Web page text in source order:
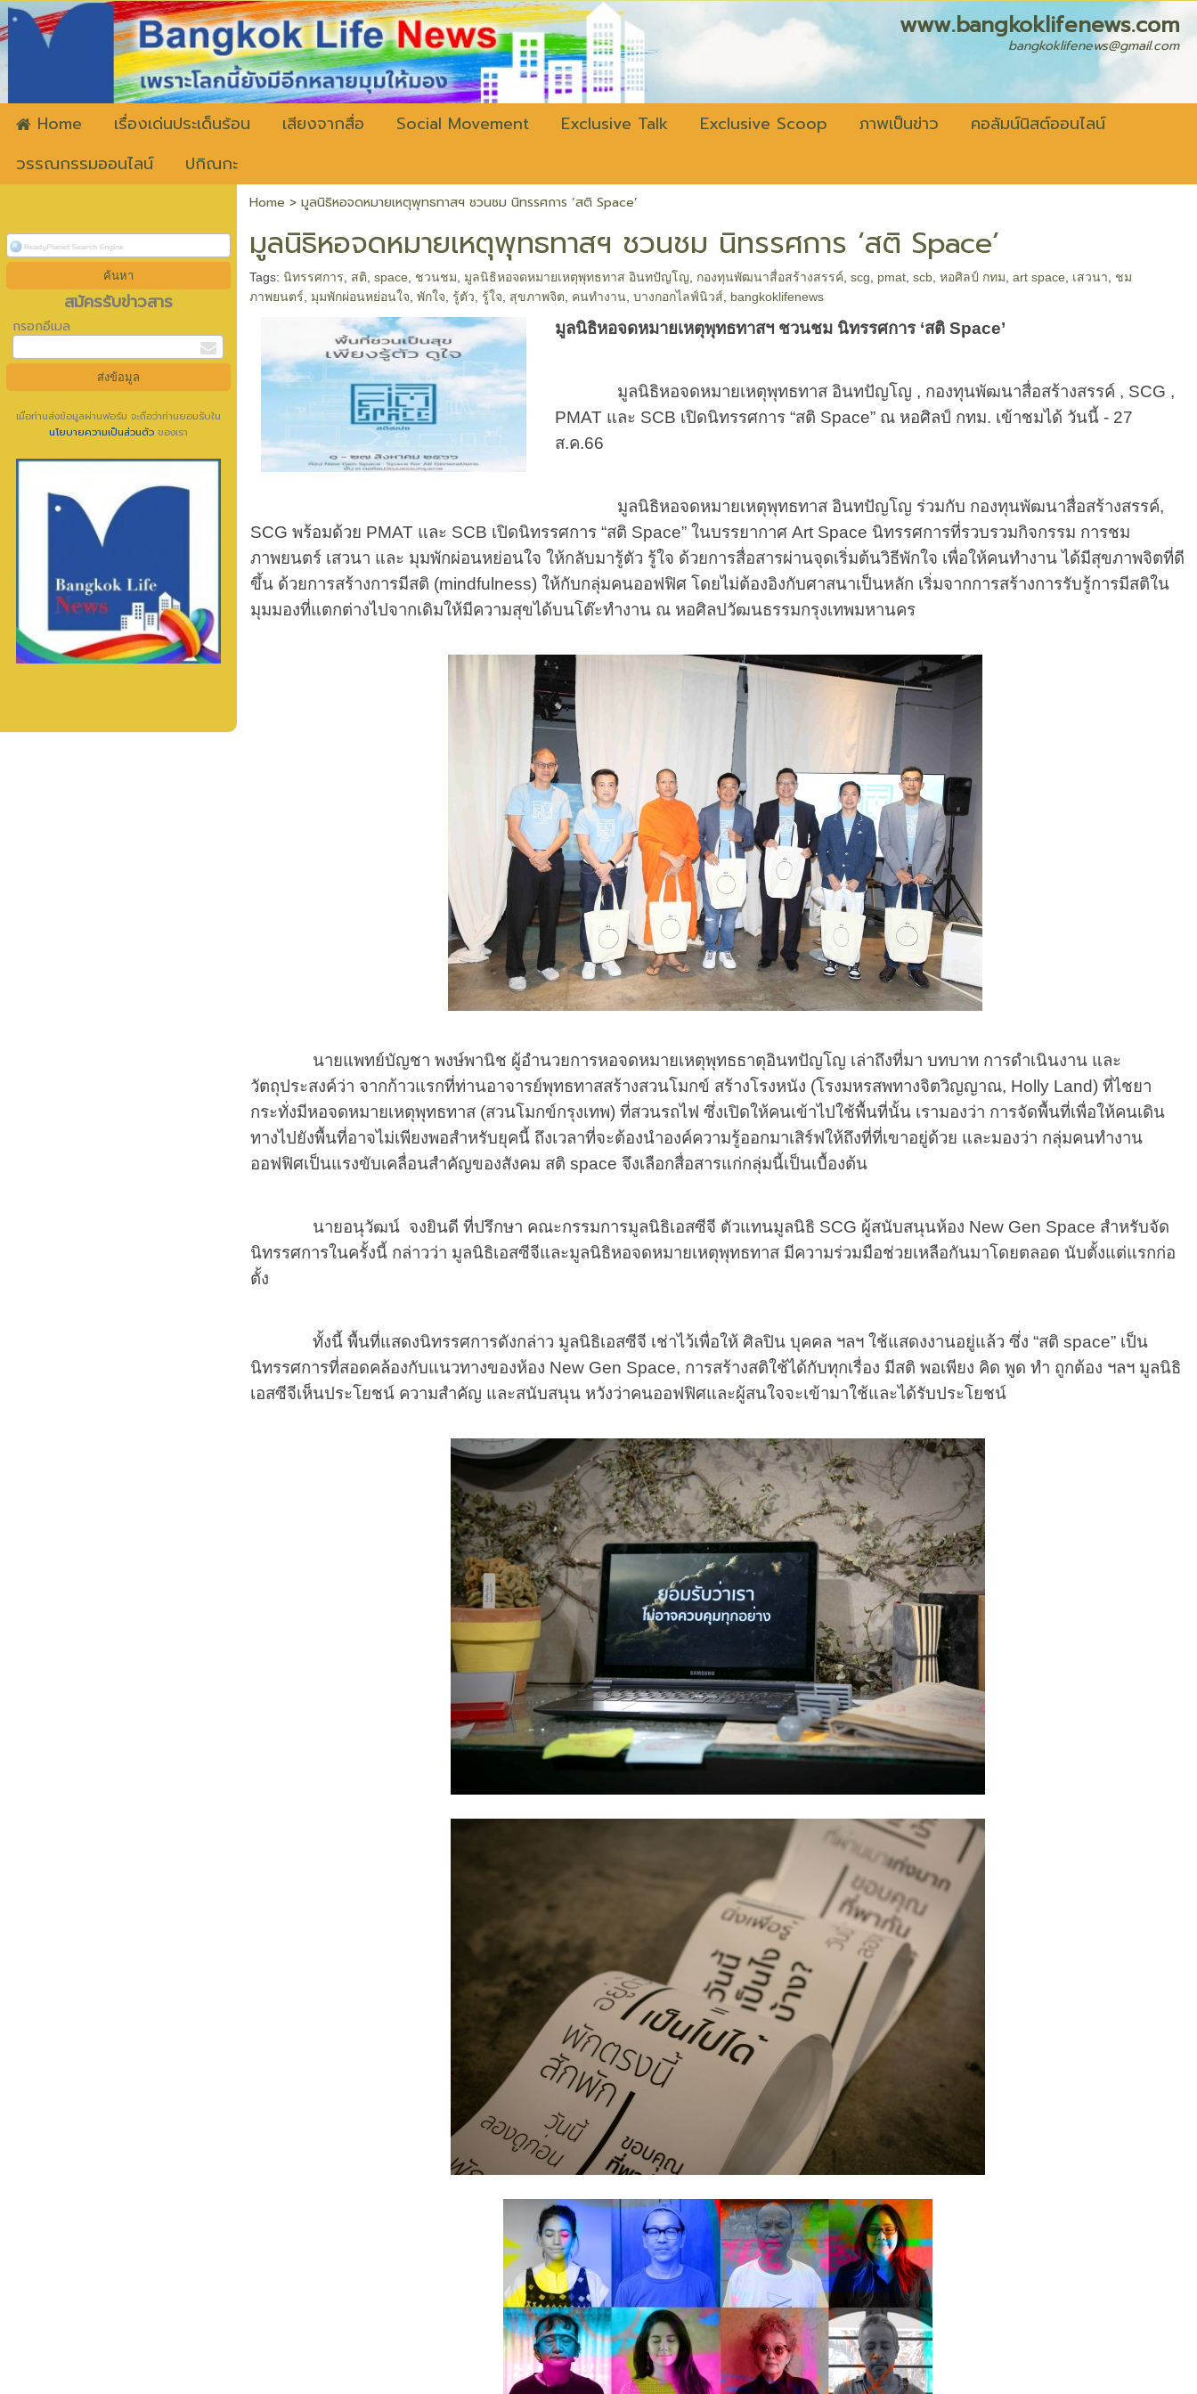
www.bangkoklifenews.com
bangkoklifenews@gmail.com
Home เรื่องเด่นประเด็นร้อน เสียงจากสื่อ Social Movement Exclusive Talk Exclusive Scoop ภาพเป็นข่าว
คอลัมน์นิสต์ออนไลน์
วรรณกรรมออนไลน์
ปกิณกะ
สมัครรับข่าวสาร
กรอกอีเมล
เมื่อท่านส่งข้อมูลผ่านฟอร์ม จะถือว่าท่านยอมรับใน
นโยบายความเป็นส่วนตัว ของเรา
Home > มูลนิธิหอจดหมายเหตุพุทธทาสฯ ชวนชม นิทรรศการ ‘สติ Space’
มูลนิธิหอจดหมายเหตุพุทธทาสฯ ชวนชม นิทรรศการ ‘สติ Space’
Tags:นิทรรศการ สติ ,space ชวนชม มูลนิธิหอจดหมายเหตุพุทธทาส อินทปัญโญ กองทุนพัฒนาสื่อสร้างสรรค์ ,scg pmat ,scb ,หอศิลป์ กทม ,art space เสวนา
ชม
ภาพยนตร์
มุมพักผ่อนหย่อนใจ ,พักใจ รู้ตัว รู้ใจ สุขภาพจิต คนทำงาน ,บางกอกไลฟ์นิวส์ bangkoklifenews
มูลนิธิหอจดหมายเหตุพุทธทาสฯ ชวนชม นิทรรศการ ‘สติ Space’
มูลนิธิหอจดหมายเหตุพุทธทาส อินทปัญโญ , กองทุนพัฒนาสื่อสร้างสรรค์ , SCG ,
PMAT และ SCB เปิดนิทรรศการ “สติ Space” ณ หอศิลป์ กทม. เข้าชมได้ วันนี้ - 27
ส.ค.66
มูลนิธิหอจดหมายเหตุพุทธทาส อินทปัญโญ ร่วมกับ กองทุนพัฒนาสื่อสร้างสรรค์,
SCG พร้อมด้วย PMAT และ SCB เปิดนิทรรศการ “สติ Space” ในบรรยากาศ Art Space นิทรรศการที่รวบรวมกิจกรรม การชม
ภาพยนตร์ เสวนา และ มุมพักผ่อนหย่อนใจ ให้กลับมารู้ตัว รู้ใจ ด้วยการสื่อสารผ่านจุดเริ่มต้นวิธีพักใจ เพื่อให้คนทํางาน ได้มีสุขภาพจิตที่ดี
ขึ้น ด้วยการสร้างการมีสติ (mindfulness) ให้กับกลุ่มคนออฟฟิศ โดยไม่ต้องอิงกับศาสนาเป็นหลัก เริ่มจากการสร้างการรับรู้การมีสติใน
มุมมองที่แตกต่างไปจากเดิมให้มีความสุขได้บนโต๊ะทำงาน ณ หอศิลปวัฒนธรรมกรุงเทพมหานคร
นายแพทย์บัญชา พงษ์พานิช ผู้อํานวยการหอจดหมายเหตุพุทธธาตุอินทปัญโญ เล่าถึงที่มา บทบาท การดำเนินงาน และ
วัตถุประสงค์ว่า จากก้าวแรกที่ท่านอาจารย์พุทธทาสสร้างสวนโมกข์ สร้างโรงหนัง (โรงมหรสพทางจิตวิญญาณ, Holly Land) ที่ไชยา
กระทั่งมีหอจดหมายเหตุพุทธทาส (สวนโมกข์กรุงเทพ) ที่สวนรถไฟ ซึ่งเปิดให้คนเข้าไปใช้พื้นที่นั้น เรามองว่า การจัดพื้นที่เพื่อให้คนเดิน
ทางไปยังพื้นที่อาจไม่เพียงพอสำหรับยุคนี้ ถึงเวลาที่จะต้องนำองค์ความรู้ออกมาเสิร์ฟให้ถึงที่ที่เขาอยู่ด้วย และมองว่า กลุ่มคนทำงาน
ออฟฟิศเป็นแรงขับเคลื่อนสำคัญของสังคม สติ space จึงเลือกสื่อสารแก่กลุ่มนี้เป็นเบื้องต้น
นายอนุวัฒน์ จงยินดี ที่ปรึกษา คณะกรรมการมูลนิธิเอสซีจี ตัวแทนมูลนิธิ SCG ผู้สนับสนุนห้อง New Gen Space สำหรับจัด
นิทรรศการในครั้งนี้ กล่าวว่า มูลนิธิเอสซีจีและมูลนิธิหอจดหมายเหตุพุทธทาส มีความร่วมมือช่วยเหลือกันมาโดยตลอด นับตั้งแต่แรกก่อ
ตั้ง
ทั้งนี้ พื้นที่แสดงนิทรรศการดังกล่าว มูลนิธิเอสซีจี เช่าไว้เพื่อให้ ศิลปิน บุคคล ฯลฯ ใช้แสดงงานอยู่แล้ว ซึ่ง “สติ space” เป็น
นิทรรศการที่สอดคล้องกับแนวทางของห้อง New Gen Space, การสร้างสติใช้ได้กับทุกเรื่อง มีสติ พอเพียง คิด พูด ทำ ถูกต้อง ฯลฯ มูลนิธิ
เอสซีจีเห็นประโยชน์ ความสำคัญ และสนับสนุน หวังว่าคนออฟฟิศและผู้สนใจจะเข้ามาใช้และได้รับประโยชน์